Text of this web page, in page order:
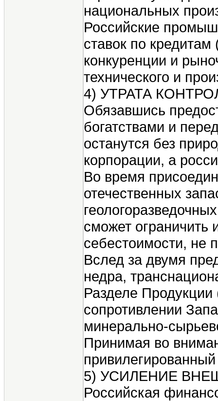
национальных
Российские
ставок по
конкуренции и
технического и
4) УТРАТА
Обязавшись
богатствами и
останутся без
корпорации, а
Во время
отечественных
сможет ограничить
себестоимости, не
Вслед за двумя
недра,
Разделе
сопротивлении
минерально-
Принимая во
5) УСИЛЕНИЕ
Российская